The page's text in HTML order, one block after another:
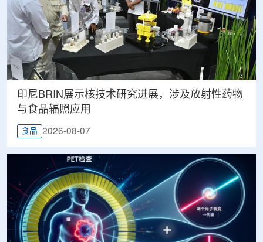
印尼BRIN展示核技术研究进展，涉及放射性药物
与食品辐照应用
食品 2026-08-07